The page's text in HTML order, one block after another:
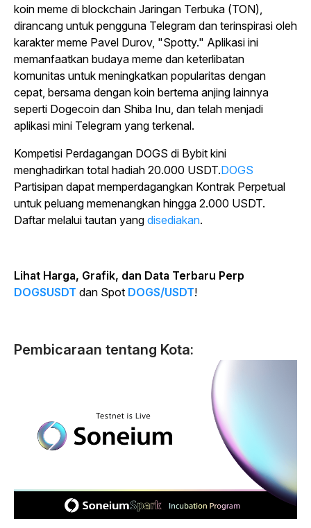
koin meme di blockchain Jaringan Terbuka (TON),
dirancang untuk pengguna Telegram dan terinspirasi oleh
karakter meme Pavel Durov, "Spotty." Aplikasi ini
memanfaatkan budaya meme dan keterlibatan
komunitas untuk meningkatkan popularitas dengan
cepat, bersama dengan koin bertema anjing lainnya
seperti Dogecoin dan Shiba Inu, dan telah menjadi
aplikasi mini Telegram yang terkenal.
Kompetisi Perdagangan DOGS di Bybit kini
menghadirkan total hadiah 20.000 USDT.DOGS
Partisipan dapat memperdagangkan Kontrak Perpetual
untuk peluang memenangkan hingga 2.000 USDT.
Daftar melalui tautan yang disediakan.
Lihat Harga, Grafik, dan Data Terbaru Perp
DOGSUSDT dan Spot DOGS/USDT!
Pembicaraan tentang Kota: